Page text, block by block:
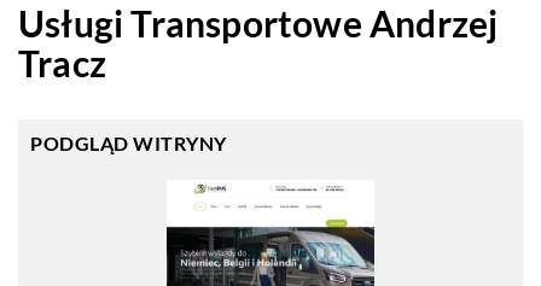
Usługi Transportowe Andrzej
Tracz
PODGLĄD WITRYNY